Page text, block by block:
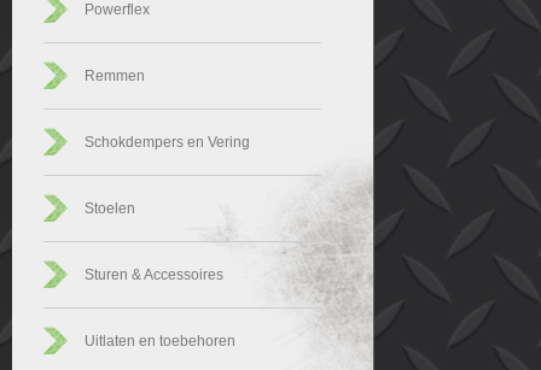
Powerflex
Remmen
Schokdempers en Vering
Stoelen
Sturen & Accessoires
Uitlaten en toebehoren